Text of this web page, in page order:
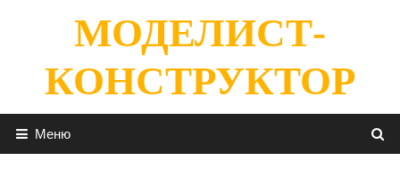
содержимомуМОДЕЛИСТ-
КОНСТРУКТОР
Меню